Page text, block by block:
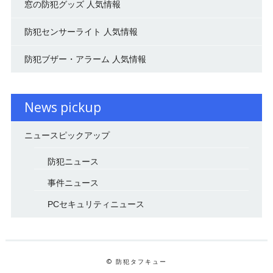
窓の防犯グッズ 人気情報
防犯センサーライト 人気情報
防犯ブザー・アラーム 人気情報
News pickup
ニュースピックアップ
防犯ニュース
事件ニュース
PCセキュリティニュース
© 防犯タフキュー